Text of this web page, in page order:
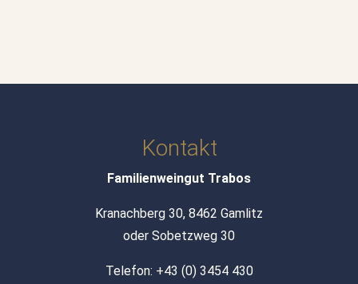
Kontakt
Familienweingut Trabos
Kranachberg 30, 8462 Gamlitz
oder Sobetzweg 30
Telefon: +43 (0) 3454 430